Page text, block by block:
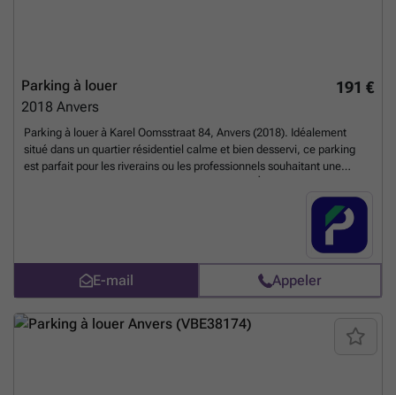
RBW39923. Profitez de cette opportunité rare et sécurisez votre place
de parking sans délai.
191 €
Parking à louer
2018 Anvers
Parking à louer à Karel Oomsstraat 84, Anvers (2018). Idéalement
situé dans un quartier résidentiel calme et bien desservi, ce parking
est parfait pour les riverains ou les professionnels souhaitant une
axes comme la Desguinlei et le Ring d'Anvers, il offre un accès rapide
au centre-ville. Facile d'accès et sécurisé, il conviendra à tous types
de véhicules. Réservez votre place dès maintenant ! Vous pouvez
réserver directement votre parking sur le lien suivant : ###En savoir
plus ?
E-mail Appeler